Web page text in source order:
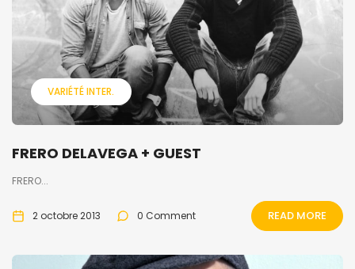
VARIÉTÉ INTER.
FRERO DELAVEGA + GUEST
FRERO...
2 octobre 2013 0 Comment READ MORE